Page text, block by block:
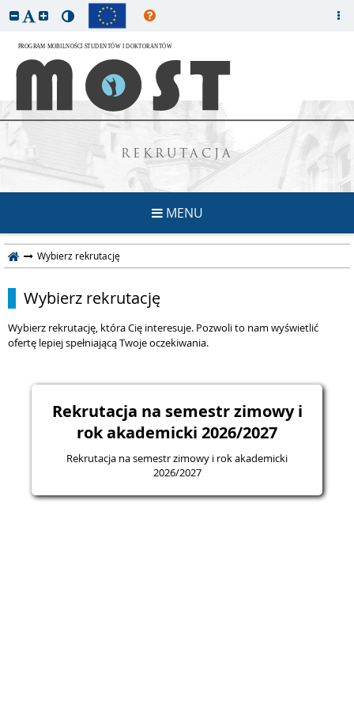
REKRUTACJA
MENU
Wybierz rekrutację
Wybierz rekrutację
Wybierz rekrutację, która Cię interesuje. Pozwoli to nam wyświetlić
ofertę lepiej spełniającą Twoje oczekiwania.
Rekrutacja na semestr zimowy i
rok akademicki 2026/2027
Rekrutacja na semestr zimowy i rok akademicki
2026/2027